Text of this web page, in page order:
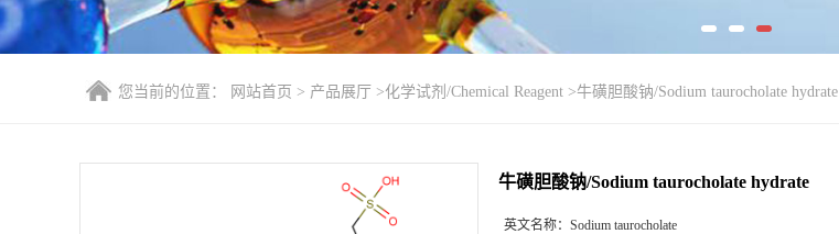
您当前的位置： 网站首页 > 产品展厅 >化学试剂/Chemical Reagent >牛磺胆酸钠/Sodium taurocholate hydrate
牛磺胆酸钠/Sodium taurocholate hydrate
英文名称： Sodium taurocholate